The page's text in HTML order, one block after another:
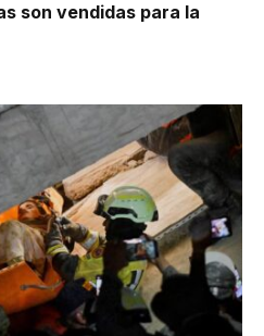
son vendidas para la